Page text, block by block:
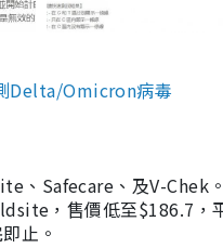
Delta/Omicron病毒
、Safecare、及V-Chek
，售價低至$186.7，
止。